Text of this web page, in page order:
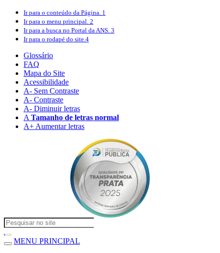
Ir para o conteúdo da Página. 1
Ir para o menu principal. 2
Ir para a busca no Portal da ANS. 3
Ir para o rodapé do site.4
Glossário
FAQ
Mapa do Site
Acessibilidade
A- Sem Contraste
A- Contraste
A- Diminuir letras
A Tamanho de letras normal
A+ Aumentar letras
MENU PRINCIPAL